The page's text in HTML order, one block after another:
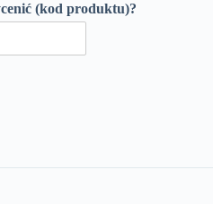
(kod produktu)?